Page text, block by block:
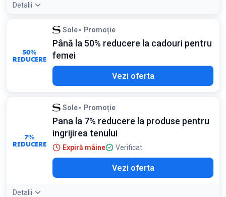
Detalii
Valabil pentru produsele CNP Laboratory, în limita stocului
50%
REDUCERE
Sole Promoție
Până la 50% reducere la cadouri pentru
femei
Vezi oferta
7%
REDUCERE
Sole Promoție
Pana la 7% reducere la produse pentru
ingrijirea tenului
Expiră mâine Verificat
Vezi oferta
Detalii